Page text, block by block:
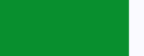
verzorger zijn van